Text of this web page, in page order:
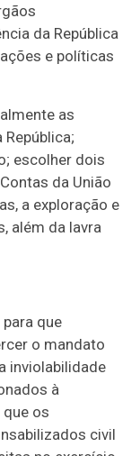
da República
e políticas
as
escolher dois
da União
a exploração e
além da lavra
que
o mandato
inviolabilidade
à
os
civil